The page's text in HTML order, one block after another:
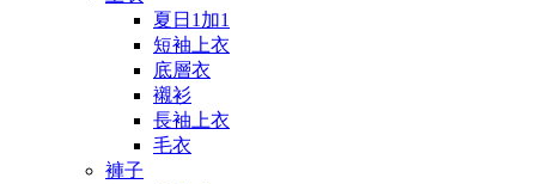
夏日1加1
短袖上衣
底層衣
襯衫
長袖上衣
毛衣
褲子